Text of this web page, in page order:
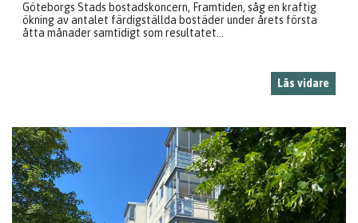
Göteborgs Stads bostadskoncern, Framtiden, såg en kraftig
ökning av antalet färdigställda bostäder under årets första
åtta månader samtidigt som resultatet...
Läs vidare